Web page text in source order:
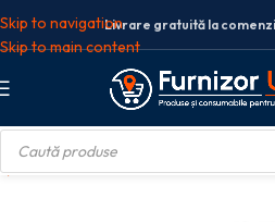
Skip to navigation
Skip to main content
Livrare gratuită la
Caiete studentesti